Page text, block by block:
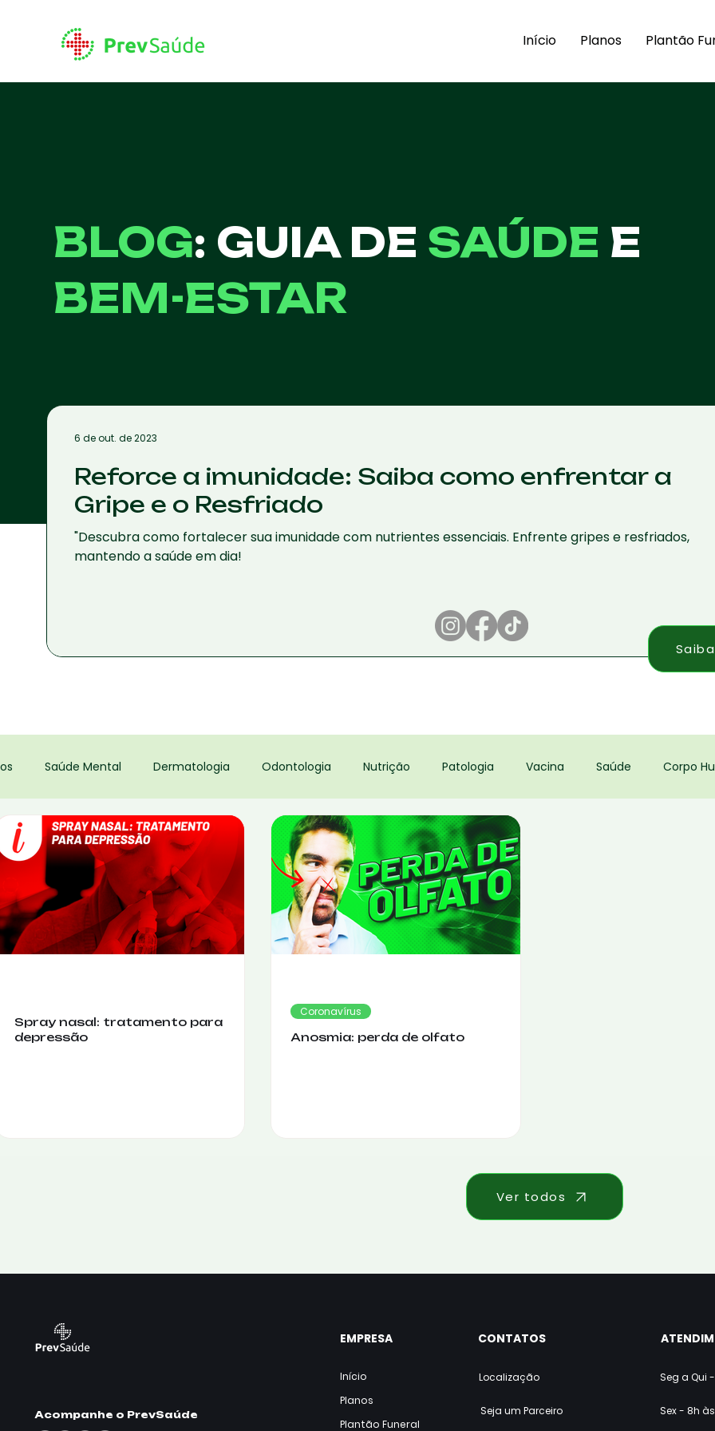
Início Planos Plantão
BLOG: GUIA DE SAÚDE E
BEM-ESTAR
Reforce a imunidade: Saiba como enfrentar a
Gripe e o Resfriado
"Descubra como fortalecer sua imunidade com nutrientes essenciais. Enfrente gripes e resfriados,
mantendo a saúde em dia!
6 de out. de 2023
Saúde Mental Dermatologia Odontologia Nutrição Patologia Vacina Saúde Corpo
Spray nasal: tratamento para
depressão
Anosmia: perda de olfato
Coronavírus
Ver todos
Acompanhe o PrevSaúde
EMPRESA
Início
Planos
Plantão Funeral
CONTATOS
Localização
Seja um Parceiro
Seg a Qui
Sex - 8h às